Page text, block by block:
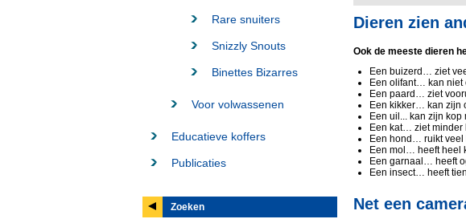
Rare snuiters
Snizzly Snouts
Binettes Bizarres
Voor volwassenen
Educatieve koffers
Publicaties
Zoeken
Dieren zien
Ook de meeste dieren
Een buizerd… ziet
Een olifant… kan niet
Een paard… ziet
Een kikker… kan zijn
Een uil... kan zijn
Een kat… ziet minder
Een hond… ruikt veel
Een mol… heeft heel
Een garnaal… heeft
Een insect… heeft
Net een